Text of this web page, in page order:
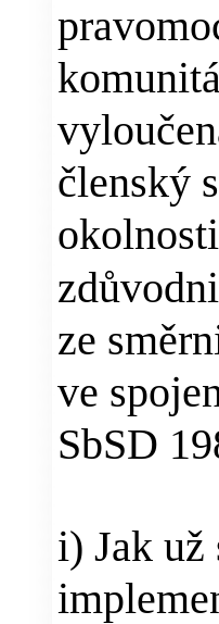
členský
zdůvodni
ze
ve
SbSD
i) Jak už